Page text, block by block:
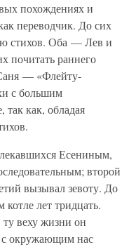
похождениях и
переводчик. До сих
стихов. Оба — Лев и
почитать раннего
— «Флейту-
с большим
как, обладая
Есениным,
второй
вызывал зевоту. До
лет тридцать.
ту веху жизни он
с окружающим нас